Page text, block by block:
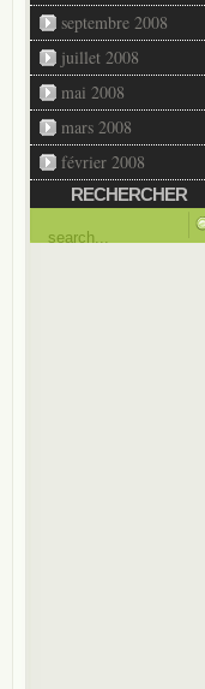
septembre 2008
juillet 2008
mai 2008
mars 2008
février 2008
RECHERCHER